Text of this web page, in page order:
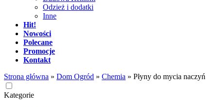
Odzież i dodatki
Inne
Hit!
Nowości
Polecane
Promocje
Kontakt
Strona główna » Dom Ogród » Chemia » Płyny do mycia naczyń
Kategorie